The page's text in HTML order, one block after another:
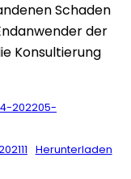
Schaden
der
Konsultierung
202205-
Herunterladen